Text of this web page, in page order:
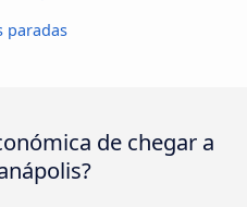
paradas
de chegar a